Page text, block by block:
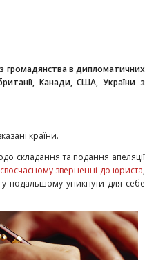
громадянства в дипломатичних
Канади, США, України з
країни.
складання та подання апеляції
зверненні до юриста,
у подальшому уникнути для себе